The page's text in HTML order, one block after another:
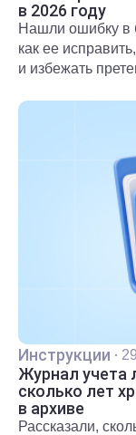
в 2026 году
Нашли ошибку в
как ее
и избежать
Инструкции ·
Журнал учета
сколько лет
в архиве
Рассказали,